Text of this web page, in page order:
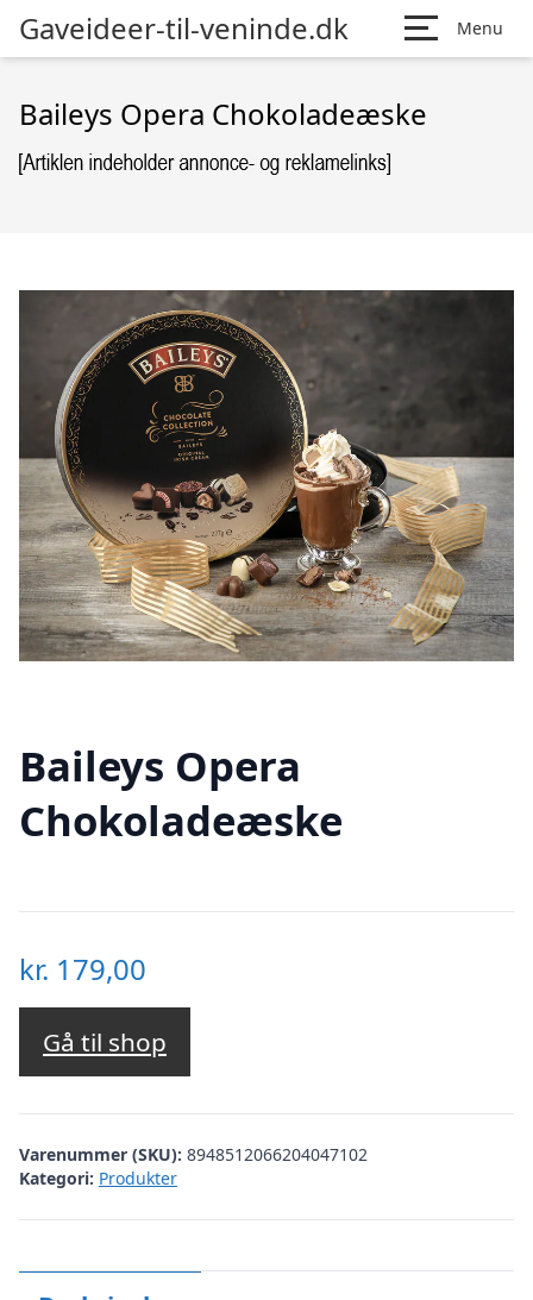
Gaveideer-til-veninde.dk Menu
Baileys Opera Chokoladeæske
Baileys Opera
Chokoladeæske
kr. 179,00
Gå til shop
Varenummer (SKU): 8948512066204047102
Kategori: Produkter